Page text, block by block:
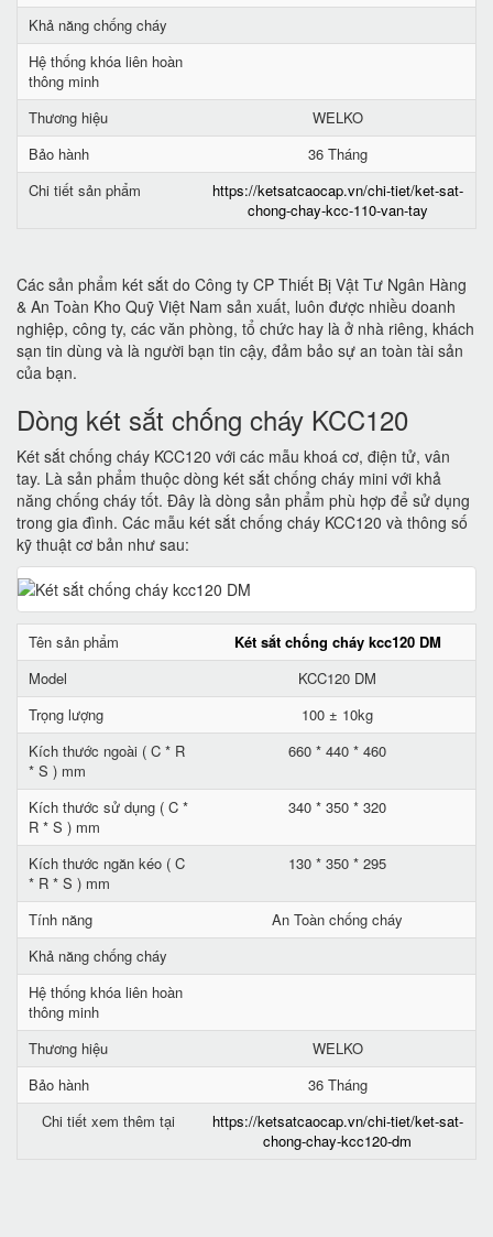
Khả năng chống cháy
Hệ thống khóa liên hoàn
thông minh
Thương hiệu
WELKO
Bảo hành
36 Tháng
Chi tiết sản phẩm
https://ketsatcaocap.vn/chi-tiet/ket-sat-
chong-chay-kcc-110-van-tay
Các sản phẩm két sắt do Công ty CP Thiết Bị Vật Tư Ngân Hàng
& An Toàn Kho Quỹ Việt Nam sản xuất, luôn được nhiều doanh
nghiệp, công ty, các văn phòng, tổ chức hay là ở nhà riêng, khách
sạn tin dùng và là người bạn tin cậy, đảm bảo sự an toàn tài sản
của bạn.
Dòng két sắt chống cháy KCC120
Két sắt chống cháy KCC120 với các mẫu khoá cơ, điện tử, vân
tay. Là sản phẩm thuộc dòng két sắt chống cháy mini với khả
năng chống cháy tốt. Đây là dòng sản phẩm phù hợp để sử dụng
trong gia đình. Các mẫu két sắt chống cháy KCC120 và thông số
kỹ thuật cơ bản như sau:
Tên sản phẩm
Két sắt chống cháy kcc120 DM
Model
KCC120 DM
Trọng lượng
100 ± 10kg
Kích thước ngoài ( C * R
* S ) mm
660 * 440 * 460
Kích thước sử dụng ( C *
R * S ) mm
340 * 350 * 320
Kích thước ngăn kéo ( C
* R * S ) mm
130 * 350 * 295
Tính năng
An Toàn chống cháy
Khả năng chống cháy
Hệ thống khóa liên hoàn
thông minh
Thương hiệu
WELKO
Bảo hành
36 Tháng
Chi tiết xem thêm tại
https://ketsatcaocap.vn/chi-tiet/ket-sat-
chong-chay-kcc120-dm